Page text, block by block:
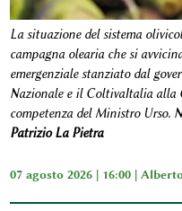
La situazione del sistema
campagna olearia che si
emergenziale stanziato dal
Nazionale e il ColtivaItalia alla
competenza del Ministro Urso.
Patrizio La Pietra
07 agosto 2026 | 16:00 |